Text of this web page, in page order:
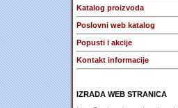
Katalog proizvoda
Poslovni web katalog
Popusti i akcije
Kontakt informacije
IZRADA WEB STRANICA